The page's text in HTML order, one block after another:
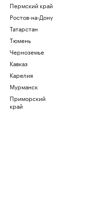
Пермский край
Ростов-на-Дону
Татарстан
Тюмень
Черноземье
Кавказ
Карелия
Мурманск
Приморский
край